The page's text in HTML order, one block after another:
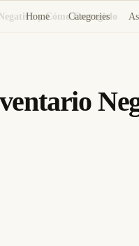
Home Categories
y Cómo Corregirlo